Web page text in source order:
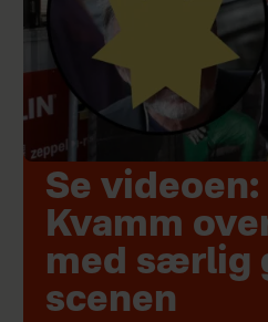
Se videoen:
Kvamm
med særlig
scenen